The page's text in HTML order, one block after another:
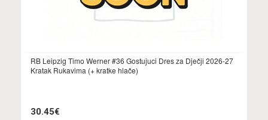
RB Leipzig Timo Werner #36 Gostujuci Dres za Dječji 2026-27
Kratak Rukavima (+ kratke hlače)
30.45€